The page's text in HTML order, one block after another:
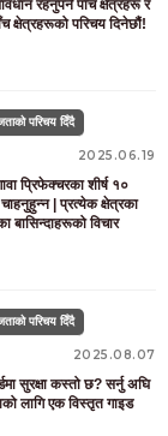
रहनुपर्ने पाँच क्षेत्रहरू र
क्षेत्रहरूको परिचय दिनेछौं!
परिचय दिँदै
2025.06.19
प्रिफेक्चरका शीर्ष १०
| प्रत्येक क्षेत्रका
बासिन्दाहरूको विचार
परिचय दिँदै
2025.08.07
सुरक्षा कस्तो छ? सर्नु अघि
लागि एक विस्तृत गाइड